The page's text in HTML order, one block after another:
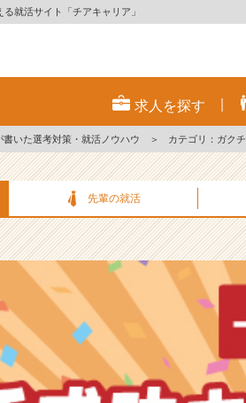
就活サイト「チアキャリア」
求人を探す
いた選考対策・就活ノウハウ ＞ カテゴリ：ガク
先輩の就活